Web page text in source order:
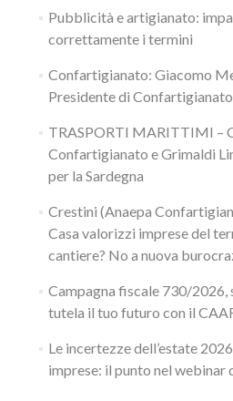
Pubblicità e artigianato:
correttamente i termini
Confartigianato: Giacomo
Presidente di
TRASPORTI MARITTIMI –
Confartigianato e Grimaldi
per la Sardegna
Crestini (Anaepa
Casa valorizzi imprese del
cantiere? No a nuova
Campagna fiscale 730/2026,
tutela il tuo futuro con il
Le incertezze dell’estate
imprese: il punto nel webinar